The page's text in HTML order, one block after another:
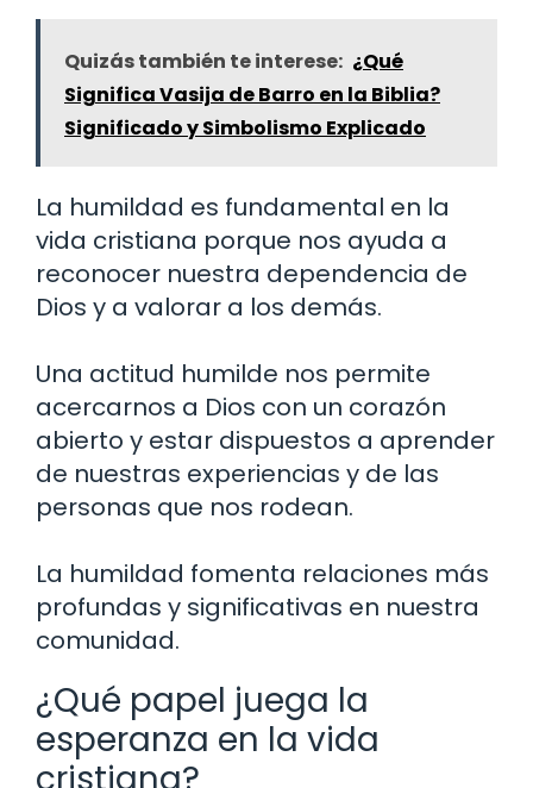
Quizás también te interese: ¿Qué
Significa Vasija de Barro en la Biblia?
Significado y Simbolismo Explicado
La humildad es fundamental en la
vida cristiana porque nos ayuda a
reconocer nuestra dependencia de
Dios y a valorar a los demás.
Una actitud humilde nos permite
acercarnos a Dios con un corazón
abierto y estar dispuestos a aprender
de nuestras experiencias y de las
personas que nos rodean.
La humildad fomenta relaciones más
profundas y significativas en nuestra
comunidad.
¿Qué papel juega la
esperanza en la vida